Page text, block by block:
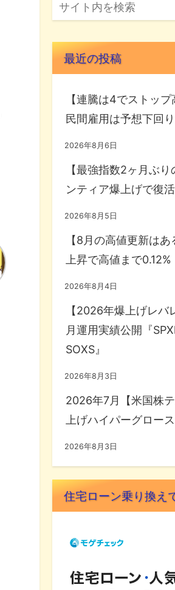
最近の投稿
【連騰は4でストップ
民間雇用は予想下回
2026年8月6日
【最強指数2ヶ月ぶ
ンティア爆上げで復
2026年8月5日
【8月の高値更新は
上昇で高値まで0.12%
2026年8月4日
【2026年爆上げレバ
月運用実績公開『
SOXS』
2026年8月3日
2026年7月【米国株
上げハイパーグロース
2026年8月3日
住宅ローン乗り換え